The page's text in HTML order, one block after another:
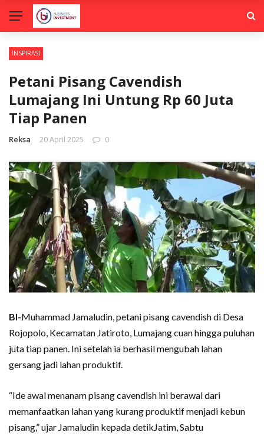
INSPIRASI
Petani Pisang Cavendish
Lumajang Ini Untung Rp 60 Juta
Tiap Panen
Reksa 20 April 2025 0
BI-Muhammad Jamaludin, petani pisang cavendish di Desa
Rojopolo, Kecamatan Jatiroto, Lumajang cuan hingga puluhan
juta tiap panen. Ini setelah ia berhasil mengubah lahan
gersang jadi lahan produktif.
“Ide awal menanam pisang cavendish ini berawal dari
memanfaatkan lahan yang kurang produktif menjadi kebun
pisang,” ujar Jamaludin kepada detikJatim, Sabtu